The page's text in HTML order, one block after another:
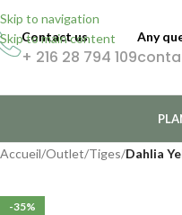
Skip to navigation
Skip to main content
Contact us
+ 216 28 794 109
Any
Accueil/Outlet/Tiges/Dahlia
-35%